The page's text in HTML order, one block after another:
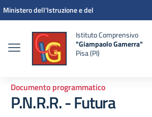
Vai ai contenuti
Vai al menu di navigazione
Vai al footer
Ministero dell'Istruzione e del
Istituto Comprensivo
"Giampaolo Gamerra"
Pisa (PI)
Documento programmatico
P.N.R.R. - Futura